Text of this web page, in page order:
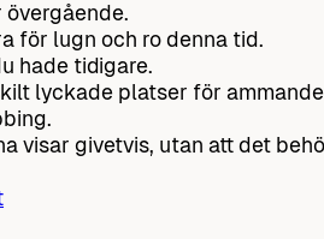
övergående.
för lugn och ro denna tid.
hade tidigare.
lyckade platser för
visar givetvis, utan att det